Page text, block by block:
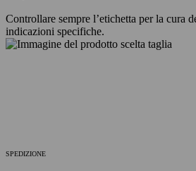
Controllare sempre l’etichetta per la cura
indicazioni specifiche.
SPEDIZIONE